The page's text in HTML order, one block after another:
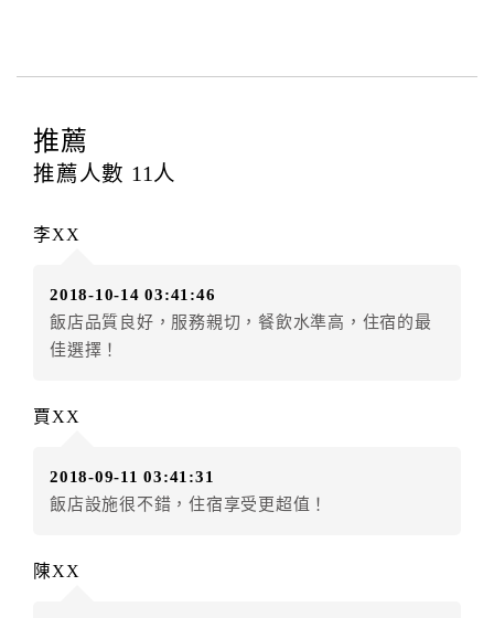
四、訂單異動
提出申辦不得異動訂單。
每筆訂單異動限定
辦理取消退款。
房者應補足差額。（限原訂飯店）
房者不得要求退其差額。（限原訂飯店）
五、保留住宿權益(保留住房)
（提出申辦日為保留起算日）
店客滿，敬請及早計畫，如逾時未提出申辦，視同無條
件放棄訂單（住宿權益）。 （限原訂飯店使用）
得辦理取消退款。
推薦
推薦人數 11 人
李XX
2018-10-14 03:41:46
飯店品質良好，服務親切，餐飲水準高，住宿的最
佳選擇！
賈XX
2018-09-11 03:41:31
飯店設施很不錯，住宿享受更超值！
陳XX